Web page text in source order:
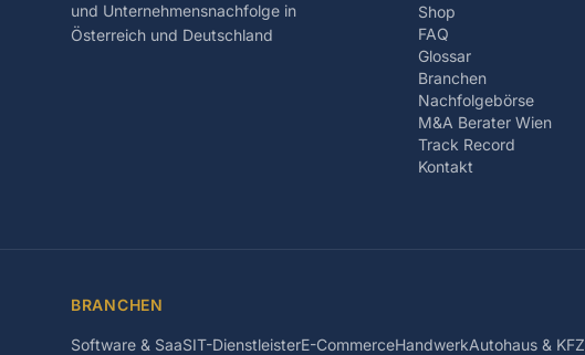
und Unternehmensnachfolge in
Österreich und Deutschland
Shop
FAQ
Glossar
Branchen
Nachfolgebörse
M&A Berater Wien
Track Record
Kontakt
BRANCHEN
Software & SaaSIT-DienstleisterE-CommerceHandwerkAutohaus & KFZ